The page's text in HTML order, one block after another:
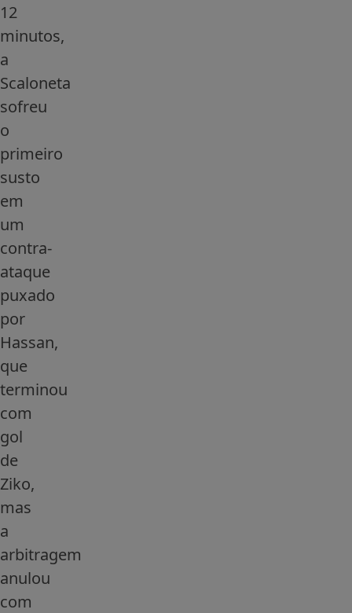
12
minutos,
a
Scaloneta
sofreu
o
primeiro
susto
em
um
contra-
ataque
puxado
por
Hassan,
que
terminou
com
gol
de
Ziko,
mas
a
arbitragem
anulou
com